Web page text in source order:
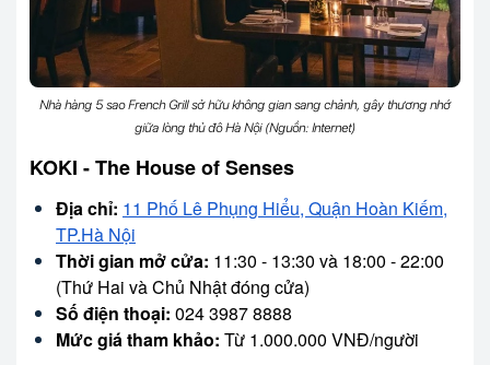
Nhà hàng 5 sao French Grill sở hữu không gian sang chảnh, gây thương nhớ
giữa lòng thủ đô Hà Nội (Nguồn: Internet)
KOKI - The House of Senses
Địa chỉ: 11 Phố Lê Phụng Hiểu, Quận Hoàn Kiếm,
TP.Hà Nội
Thời gian mở cửa: 11:30 - 13:30 và 18:00 - 22:00
(Thứ Hai và Chủ Nhật đóng cửa)
Số điện thoại: 024 3987 8888
Mức giá tham khảo: Từ 1.000.000 VNĐ/người